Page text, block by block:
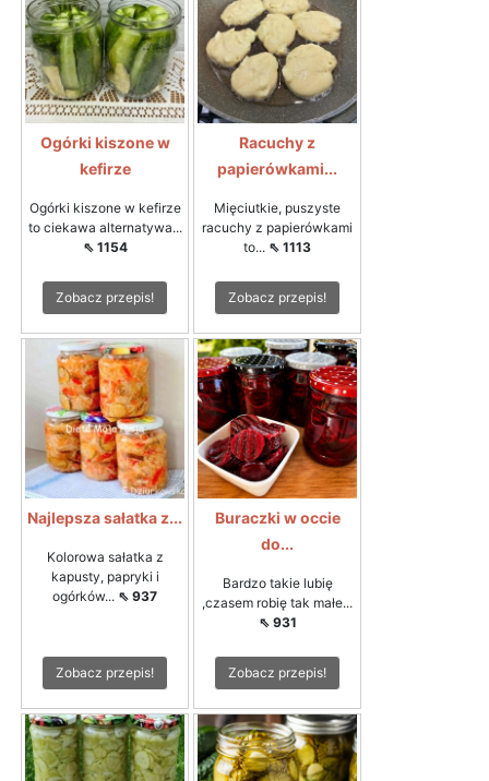
Ogórki kiszone w
kefirze
Ogórki kiszone w kefirze
to ciekawa alternatywa...
⇖ 1154
Zobacz przepis!
Racuchy z
papierówkami...
Mięciutkie, puszyste
racuchy z papierówkami
to... ⇖ 1113
Zobacz przepis!
Najlepsza sałatka z...
Kolorowa sałatka z
kapusty, papryki i
ogórków... ⇖ 937
Zobacz przepis!
Buraczki w occie
do...
Bardzo takie lubię
,czasem robię tak małe...
⇖ 931
Zobacz przepis!